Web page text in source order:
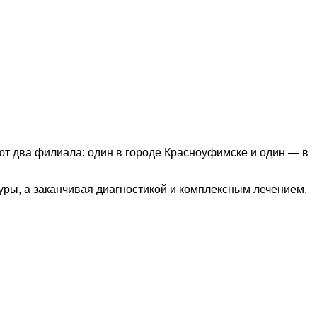
два филиала: один в городе Красноуфимске и один — в
а заканчивая диагностикой и комплексным лечением.